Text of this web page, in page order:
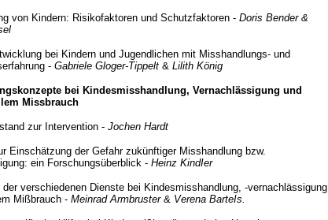
von Kindern: Risikofaktoren und Schutzfaktoren - Doris Bender &
bei Kindern und Jugendlichen mit Misshandlungs- und
- Gabriele Gloger-Tippelt & Lilith König
bei Kindesmisshandlung, Vernachlässigung und
Missbrauch
zur Intervention - Jochen Hardt
Einschätzung der Gefahr zukünftiger Misshandlung bzw.
ein Forschungsüberblick - Heinz KindIer
verschiedenen Dienste bei Kindesmisshandlung, -vernachlässigung
Mißbrauch - Meinrad Armbruster & Verena BarteIs.